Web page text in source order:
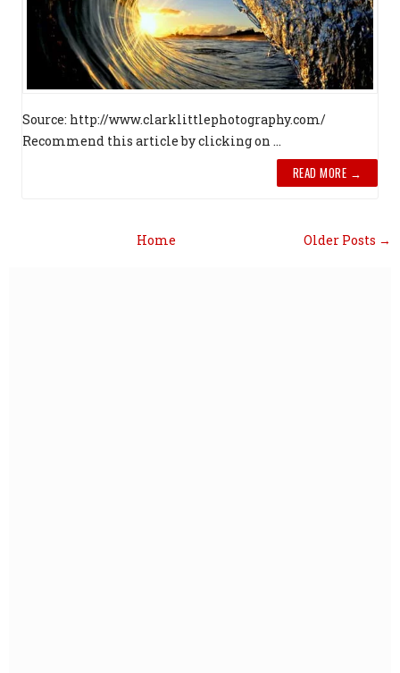
Source: http://www.clarklittlephotography.com/
Recommend this article by clicking on ...
READ MORE →
Older Posts →
Home